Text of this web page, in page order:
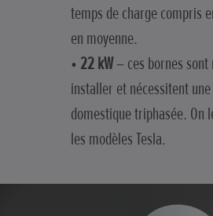
temps de charge compris
en moyenne.
• 22 kW– ces bornes sont
installer et nécessitent
domestique triphasée. On
les modèles Tesla.